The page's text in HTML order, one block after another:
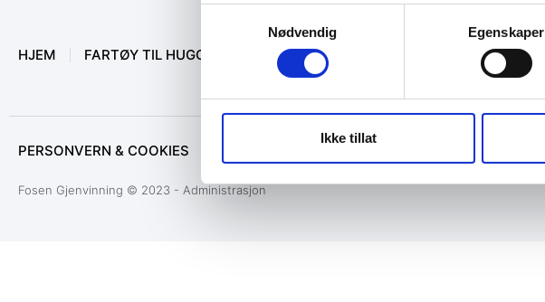
Nødvendig
Egenskaper
Ikke tillat
HJEM FARTØY TIL HUGGING MARINEUTSTYR KONTAKT
PERSONVERN & COOKIES
Fosen Gjenvinning © 2023 - Administrasjon